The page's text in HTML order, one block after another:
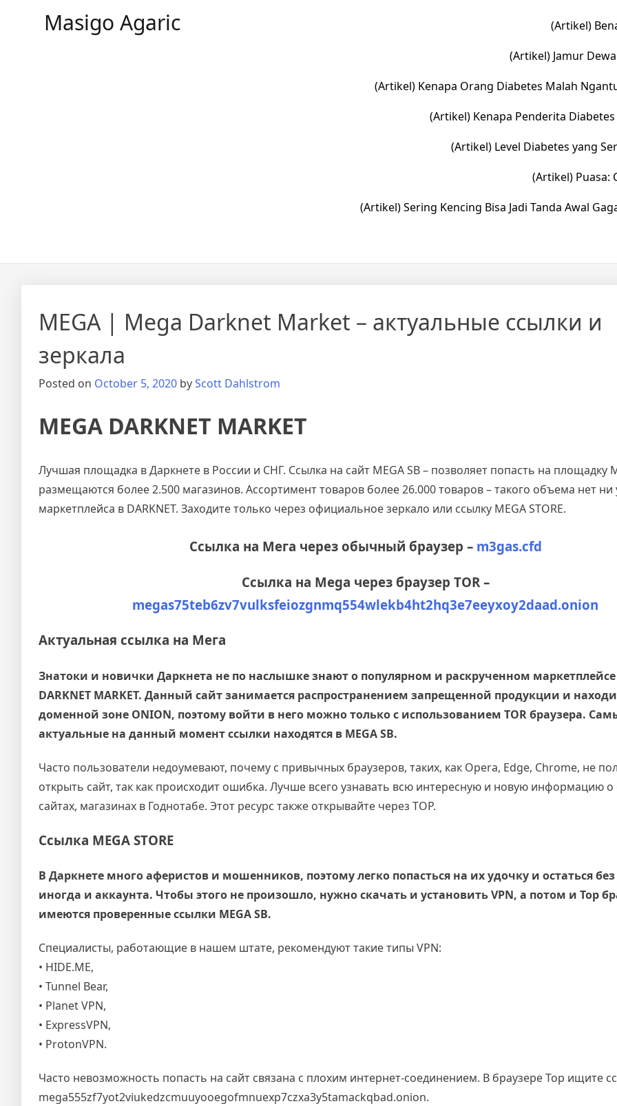
Masigo Agaric
(Artikel)
(Artikel) Jamur
(Artikel) Kenapa Orang Diabetes Malah
(Artikel) Kenapa Penderita
(Artikel) Level Diabetes yang
(Artikel) Puasa:
(Artikel) Sering Kencing Bisa Jadi Tanda Awal
MEGA | Mega Darknet Market – актуальные ссылки и
зеркала
Posted on October 5, 2020 byScott Dahlstrom
MEGA DARKNET MARKET
Лучшая площадка в Даркнете в России и СНГ. Ссылка на сайт MEGA SB – позволяет попасть на площадку
размещаются более 2.500 магазинов. Ассортимент товаров более 26.000 товаров – такого объема нет ни
маркетплейса в DARKNET. Заходите только через официальное зеркало или ссылку MEGA STORE.
Ссылка на Мега через обычный браузер – m3gas.cfd
Ссылка на Mega через браузер TOR –
megas75teb6zv7vulksfeiozgnmq554wlekb4ht2hq3e7eeyxoy2daad.onion
Актуальная ссылка на Мега
Знатоки и новички Даркнета не по наслышке знают о популярном и раскрученном маркетплейсе
DARKNET MARKET. Данный сайт занимается распространением запрещенной продукции и
доменной зоне ONION, поэтому войти в него можно только с использованием TOR браузера.
актуальные на данный момент ссылки находятся в MEGA SB.
Часто пользователи недоумевают, почему с привычных браузеров, таких, как Opera, Edge, Chrome, не
открыть сайт, так как происходит ошибка. Лучше всего узнавать всю интересную и новую информацию о
сайтах, магазинах в Годнотабе. Этот ресурс также открывайте через ТОР.
Ссылка MEGA STORE
В Даркнете много аферистов и мошенников, поэтому легко попасться на их удочку и остаться без
иногда и аккаунта. Чтобы этого не произошло, нужно скачать и установить VPN, а потом и Тор
имеются проверенные ссылки MEGA SB.
Специалисты, работающие в нашем штате, рекомендуют такие типы VPN:
• HIDE.ME,
• Tunnel Bear,
• Planet VPN,
• ExpressVPN,
• ProtonVPN.
Часто невозможность попасть на сайт связана с плохим интернет-соединением. В браузере Тор ищите
mega555zf7yot2viukedzcmuuyooegofmnuexp7czxa3y5tamackqbad.onion.